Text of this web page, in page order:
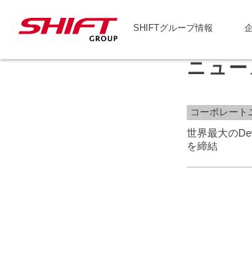
SHIFTグループ情報
ニュ
コーポレート
世界最大の
を締結